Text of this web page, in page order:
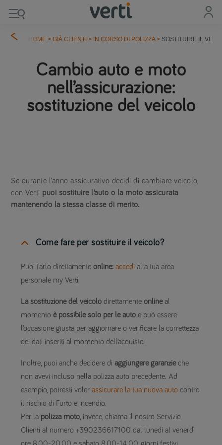
HOME >GIÀ CLIENTI > IN CORSO DI POLIZZA> SOSTITUIRE IL
Cambio auto e moto
nell’assicurazione:
sostituzione del veicolo
Se durante l’anno assicurativo decidi di cambiare veicolo,
con Verti puoi sostituire l’auto o la moto assicurata
mantenendo la stessa classe di merito.
Come fare per sostituire il veicolo?
Puoi farlo direttamenteonline: accedi alla tua area
personale my Verti.
La sostituzione del veicolo direttamenteonlineal
momentoè possibile solo per le auto e può essere
l’occasione giusta per aggiornare o verificare la correttezza
dei dati inseriti al momento dell’acquisto.
Inoltre, puoi anche decidere diaggiungere garanzieche
non avevi incluso nella polizza auto precedente. Ad
esempio, potresti volerassicurare la tua nuova auto contro
il rischio di Furto e incendio.
Per la polizza moto , invece, chiama il nostro Servizio
Clienti al numero +390236617100 dal lunedì al venerdì